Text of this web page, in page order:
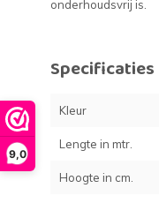
9,0
onderhoudsvrij is.
Specificaties
Kleur
Lengte in mtr.
Hoogte in cm.